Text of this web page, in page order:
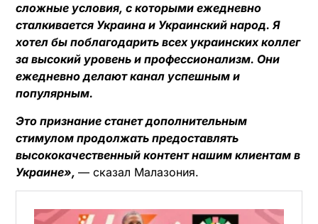
сложные условия, с которыми ежедневно
сталкивается Украина и Украинский народ. Я
хотел бы поблагодарить всех украинских коллег
за высокий уровень и профессионализм. Они
ежедневно делают канал успешным и
популярным.
Это признание станет дополнительным
стимулом продолжать предоставлять
высококачественный контент нашим клиентам в
Украине», — сказал Малазония.